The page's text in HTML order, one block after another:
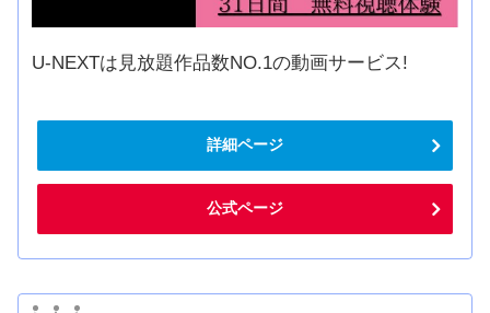
U-NEXTは見放題作品数NO.1の動画サービス!
詳細ページ
公式ページ